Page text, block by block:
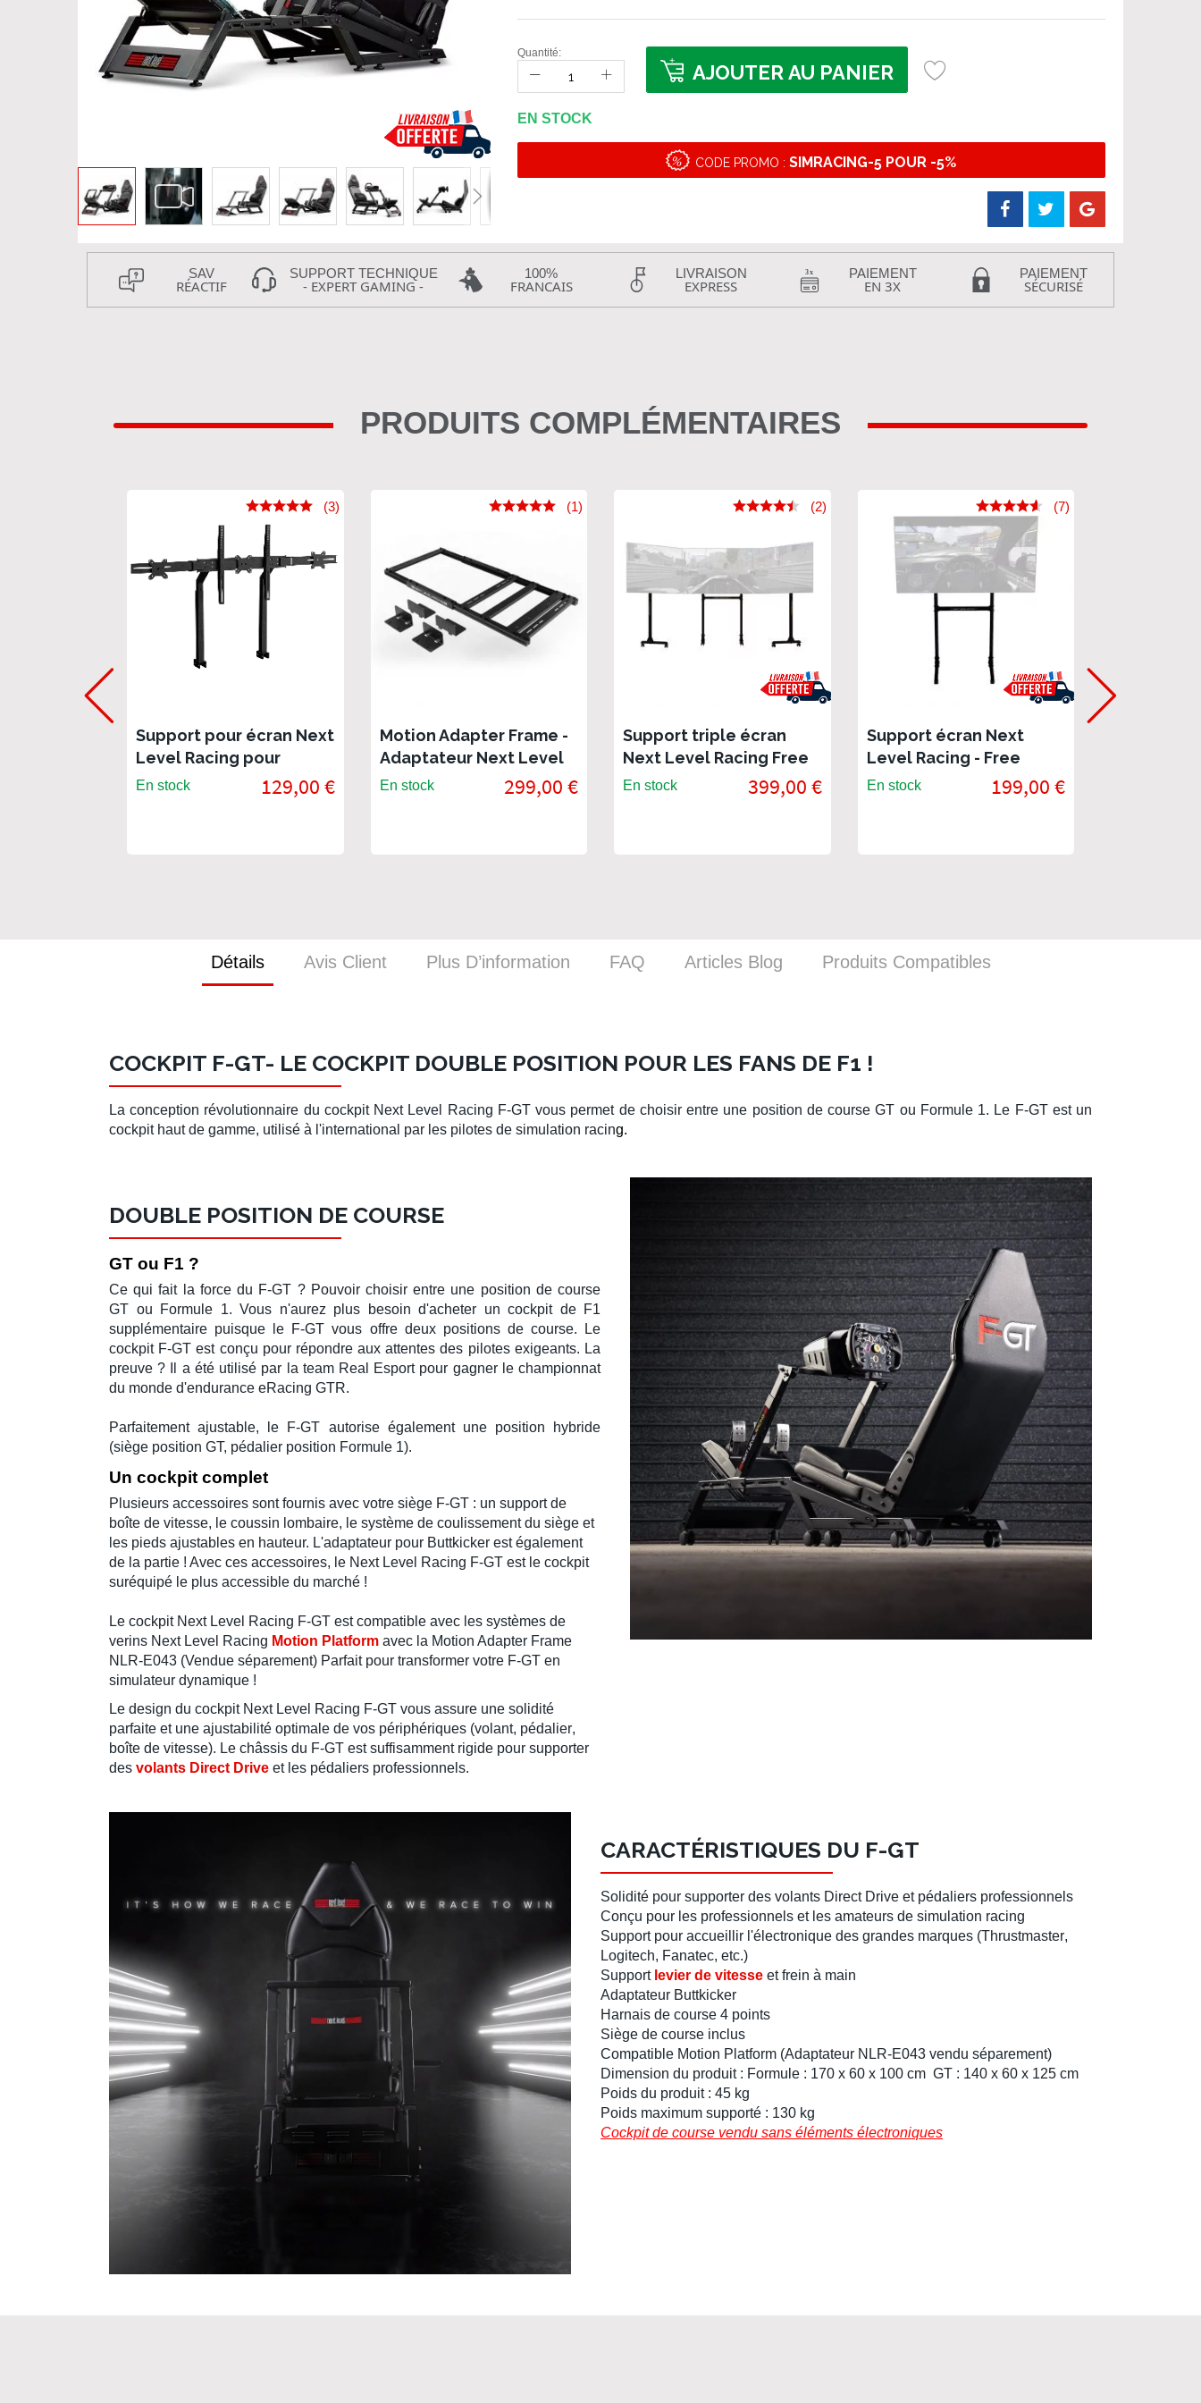
Quantité:
AJOUTER AU PANIER
EN STOCK
CODE PROMO : SIMRACING-5 POUR -5%
SAV
RÉACTIF
SUPPORT TECHNIQUE
- EXPERT GAMING -
100%
FRANCAIS
LIVRAISON
EXPRESS
PAIEMENT
EN 3X
PAIEMENT
SÉCURISÉ
PRODUITS COMPLÉMENTAIRES
Support pour écran Next
Level Racing pour
Cockpit F-GT
(3)
En stock 129,00 €
Motion Adapter Frame -
Adaptateur Next Level
Racing pour F-GT et
(1)
En stock 299,00 €
Support triple écran
Next Level Racing Free
Standing
(2)
En stock 399,00 €
Support écran Next
Level Racing - Free
Standing
(7)
En stock 199,00 €
Détails
COCKPIT F-GT- LE COCKPIT DOUBLE POSITION POUR LES FANS DE F1 !
La conception révolutionnaire du cockpit Next Level Racing F-GTvous permet de choisir entre une position de courseGT ou Formule 1. Le F-GTest un
cockpit haut de gamme, utilisé à l'international par les pilotes de simulation racing.
DOUBLE POSITION DE COURSE
GT ou F1 ?
Ce qui fait la force du F-GT ? Pouvoir choisir entre une position decourse
GT ou Formule 1. Vous n'aurez plus besoin d'acheter un cockpit de F1
supplémentaire puisque le F-GT vous offre deux positions de course. Le
cockpit F-GT est conçu pour répondre aux attentes des pilotes exigeants. La
preuve ? Il a été utilisé par la team Real Esportpour gagner le championnat
du monde d'endurance eRacing GTR.
Parfaitement ajustable, le F-GT autorise également une position hybride
(siège position GT, pédalier position Formule 1).
Un cockpit complet
Plusieurs accessoires sont fournis avec votre siège F-GT : un support de
boîte de vitesse, le coussin lombaire, le système de coulissement du siège et
les pieds ajustables en hauteur. L'adaptateur pour Buttkicker est également
de la partie ! Avec ces accessoires, le Next Level Racing F-GT est le cockpit
suréquipé le plus accessible du marché !
Le cockpit Next Level Racing F-GT est compatible avec les systèmes de
verins Next Level Racing Motion Platform avec la Motion Adapter Frame
NLR-E043 (Vendue séparement) Parfait pour transformer votre F-GT en
simulateur dynamique !
Le design du cockpit Next Level Racing F-GT vous assure une solidité
parfaite et une ajustabilité optimale de vos périphériques (volant, pédalier,
boîte de vitesse). Le châssis du F-GT est suffisamment rigide pour supporter
des volants Direct Drive et les pédaliers professionnels.
CARACTÉRISTIQUES DU F-GT
Solidité pour supporter des volants Direct Drive et pédaliers professionnels
Conçu pour les professionnels et les amateurs de simulation racing
Support pour accueillir l'électronique des grandes marques (Thrustmaster,
Logitech, Fanatec, etc.)
Support levier de vitesse etfrein à main
Adaptateur Buttkicker
Harnais de course 4 points
Siège de course inclus
Compatible Motion Platform (Adaptateur NLR-E043 vendu séparement)
Dimension du produit : Formule : 170 x 60 x 100 cm GT : 140 x 60 x 125 cm
Poids du produit : 45 kg
Poids maximum supporté : 130 kg
Cockpit de course vendu sans éléments électroniques
Avis Client Plus D’information FAQ Articles Blog Produits Compatibles